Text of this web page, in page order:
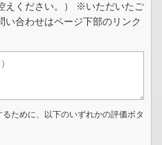
えください。） ※いただいたご
合わせはページ下部のリンク
ために、以下のいずれかの評価ボタ